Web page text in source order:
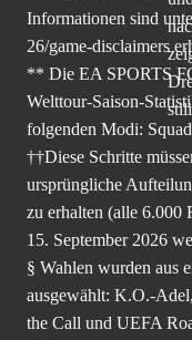
Informationen sind
26/game-disclaimers
** Die EA SPORTS
Welttour-Saison-
folgenden Modi:
††Diese Schritte
ursprüngliche
zu erhalten (alle 6.000
15. September 2026
§ Wahlen wurden aus
ausgewählt: K.O.-
the Call und UEFA